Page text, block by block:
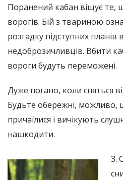
Поранений кабан віщує те,
ворогів. Бій з твариною
розгадку підступних планів
недоброзичливців. Вбити
вороги будуть переможені.
Дуже погано, коли сняться
Будьте обережні, можливо,
причаїлися і вичікують
нашкодити.
3.